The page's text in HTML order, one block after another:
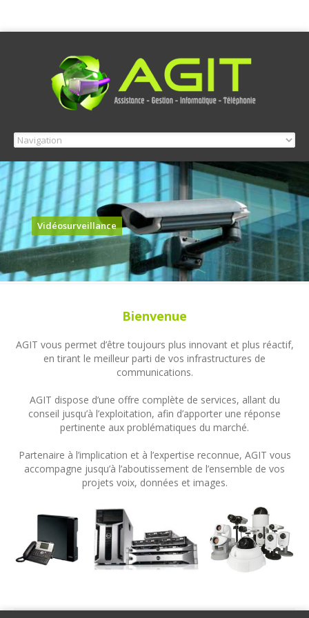
Vidéosurveillance
Bienvenue
AGIT vous permet d’être toujours plus innovant et plus réactif,
en tirant le meilleur parti de vos infrastructures de
communications.
AGIT dispose d’une offre complète de services, allant du
conseil jusqu’à l’exploitation, afin d’apporter une réponse
pertinente aux problématiques du marché.
Partenaire à l’implication et à l’expertise reconnue, AGIT vous
accompagne jusqu’à l’aboutissement de l’ensemble de vos
projets voix, données et images.